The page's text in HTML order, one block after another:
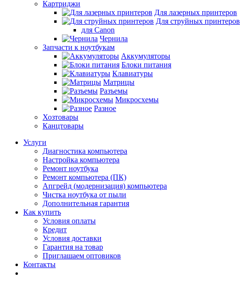
Картриджи
Для лазерных принтеров
Для струйных принтеров
для Canon
Чернила
Запчасти к ноутбукам
Аккумуляторы
Блоки питания
Клавиатуры
Матрицы
Разъемы
Микросхемы
Разное
Хозтовары
Канцтовары
Услуги
Диагностика компьютера
Настройка компьютера
Ремонт ноутбука
Ремонт компьютера (ПК)
Апгрейд (модернизация) компьютера
Чистка ноутбука от пыли
Дополнительная гарантия
Как купить
Условия оплаты
Кредит
Условия доставки
Гарантия на товар
Приглашаем оптовиков
Контакты